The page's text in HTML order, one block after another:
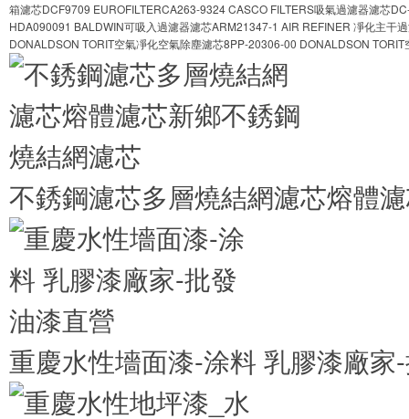
箱濾芯DCF9709 EUROFILTERCA263-9324 CASCO FILTERS吸氣過濾器濾芯
HDA090091 BALDWIN可吸入過濾器濾芯ARM21347-1 AIR REFINER 凈化主干
DONALDSON TORIT空氣凈化空氣除塵濾芯8PP-20306-00 DONALDSON TORIT
不銹鋼濾芯多層燒結網濾芯熔體
重慶水性墻面漆-涂料 乳膠漆廠家